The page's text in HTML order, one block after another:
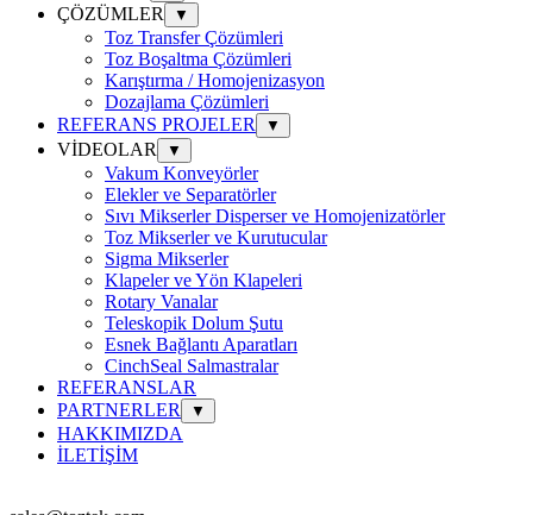
ÇÖZÜMLER ▼
Toz Transfer Çözümleri
Toz Boşaltma Çözümleri
Karıştırma / Homojenizasyon
Dozajlama Çözümleri
REFERANS PROJELER
▼
VİDEOLAR ▼
Vakum Konveyörler
Elekler ve Separatörler
Sıvı Mikserler Disperser ve Homojenizatörler
Toz Mikserler ve Kurutucular
Sigma Mikserler
Klapeler ve Yön Klapeleri
Rotary Vanalar
Teleskopik Dolum Şutu
Esnek Bağlantı Aparatları
CinchSeal Salmastralar
REFERANSLAR
PARTNERLER
▼
HAKKIMIZDA
İLETİŞİM